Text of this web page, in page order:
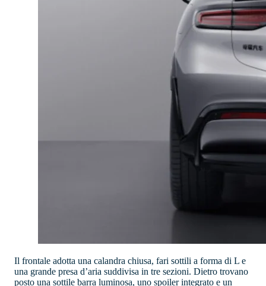
Il frontale adotta una calandra chiusa, fari sottili a forma di L e
una grande presa d’aria suddivisa in tre sezioni. Dietro trovano
posto una sottile barra luminosa, uno spoiler integrato e un